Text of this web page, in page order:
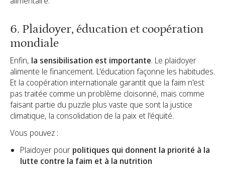
6. Plaidoyer, éducation et coopération
mondiale
Enfin, la sensibilisation est importante. Le plaidoyer
alimente le financement. L'éducation façonne les habitudes.
Et la coopération internationale garantit que la faim n'est
pas traitée comme un problème cloisonné, mais comme
faisant partie du puzzle plus vaste que sont la justice
climatique, la consolidation de la paix et l'équité.
Vous pouvez :
Plaidoyer pour politiques qui donnent la priorité à la
lutte contre la faim et à la nutrition